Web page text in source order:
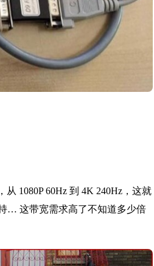
1080P 60Hz 到 4K 240Hz，这就
… 这带宽需求高了不知道多少倍